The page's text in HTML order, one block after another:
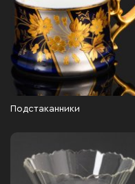
Подстаканники